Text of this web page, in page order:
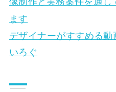
ます
デザイナーがすすめる
いろぐ